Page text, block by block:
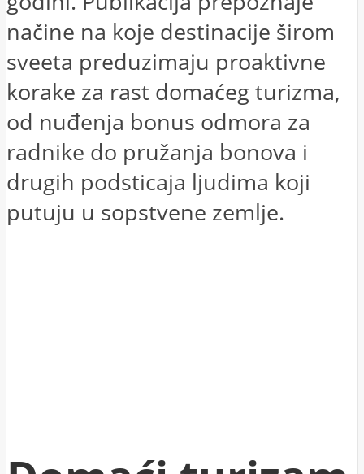
načine na koje destinacije širom
sveeta preduzimaju proaktivne
korake za rast domaćeg turizma,
od nuđenja bonus odmora za
radnike do pružanja bonova i
drugih podsticaja ljudima koji
putuju u sopstvene zemlje.